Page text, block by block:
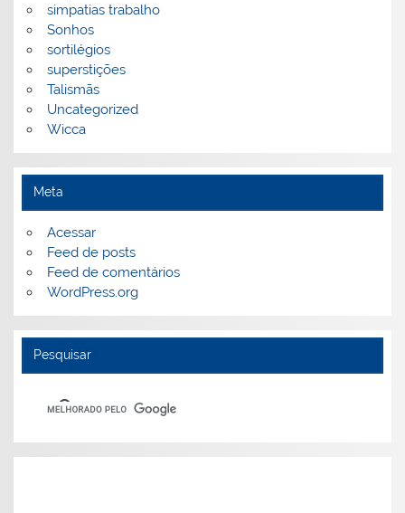
simpatias trabalho
Sonhos
sortilégios
superstições
Talismãs
Uncategorized
Wicca
Meta
Acessar
Feed de posts
Feed de comentários
WordPress.org
Pesquisar